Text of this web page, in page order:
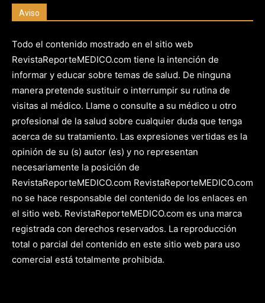
Aviso
Todo el contenido mostrado en el sitio web
RevistaReporteMEDICO.com tiene la intención de
informar y educar sobre temas de salud. De ninguna
manera pretende sustituir o interrumpir su rutina de
visitas al médico. Llame o consulte a su médico u otro
profesional de la salud sobre cualquier duda que tenga
acerca de su tratamiento. Las expresiones vertidas es la
opinión de su (s) autor (es) y no representan
necesariamente la posición de
RevistaReporteMEDICO.com RevistaReporteMEDICO.com
no se hace responsable del contenido de los enlaces en
el sitio web. RevistaReporteMEDICO.com es una marca
registrada con derechos reservados. La reproducción
total o parcial del contenido en este sitio web para uso
comercial está totalmente prohibida.